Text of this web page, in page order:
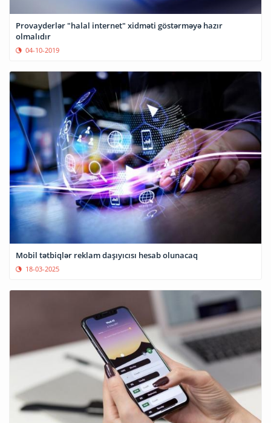
Provayderlər "halal internet" xidməti göstərməyə hazır
olmalıdır
04-10-2019
Mobil tətbiqlər reklam daşıyıcısı hesab olunacaq
18-03-2025